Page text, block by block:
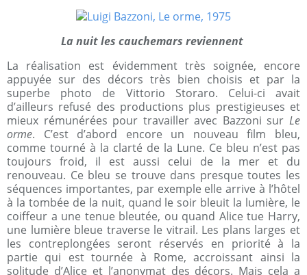
La nuit les cauchemars reviennent
La réalisation est évidemment très soignée, encore
appuyée sur des décors très bien choisis et par la
superbe photo de Vittorio Storaro. Celui-ci avait
d’ailleurs refusé des productions plus prestigieuses et
mieux rémunérées pour travailler avec Bazzoni sur Le
orme. C’est d’abord encore un nouveau film bleu,
comme tourné à la clarté de la Lune. Ce bleu n’est pas
toujours froid, il est aussi celui de la mer et du
renouveau. Ce bleu se trouve dans presque toutes les
séquences importantes, par exemple elle arrive à l’hôtel
à la tombée de la nuit, quand le soir bleuit la lumière, le
coiffeur a une tenue bleutée, ou quand Alice tue Harry,
une lumière bleue traverse le vitrail. Les plans larges et
les contreplongées seront réservés en priorité à la
partie qui est tournée à Rome, accroissant ainsi la
solitude d’Alice et l’anonymat des décors. Mais cela a